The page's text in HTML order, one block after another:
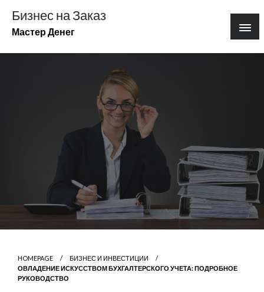
содержимому
Бизнес на Заказ
Мастер Денег
HOMEPAGE
БИЗНЕС И ИНВЕСТИЦИИ
ОВЛАДЕНИЕ ИСКУССТВОМ БУХГАЛТЕРСКОГО УЧЕТА: ПОДРОБНОЕ
РУКОВОДСТВО